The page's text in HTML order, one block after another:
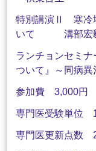
特別講演Ⅱ 寒冷
いて 溝部宏
ランチョンセミ
ついて』～同
参加費 3,000円
専門医受験単位
専門医更新点数